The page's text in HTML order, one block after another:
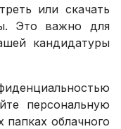
или скачать
Это важно для
кандидатуры
персональную
облачного